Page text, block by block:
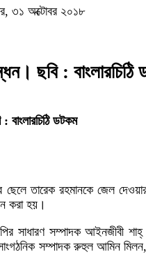
৩১ অক্টোবর ২০১৮
ছবি : বাংলারচিঠি
: বাংলারচিঠি ডটকম
ছেলে তারেক রহমানকে জেল
করা হয়।
সাধারণ সম্পাদক
সম্পাদক রুহুল আমিন